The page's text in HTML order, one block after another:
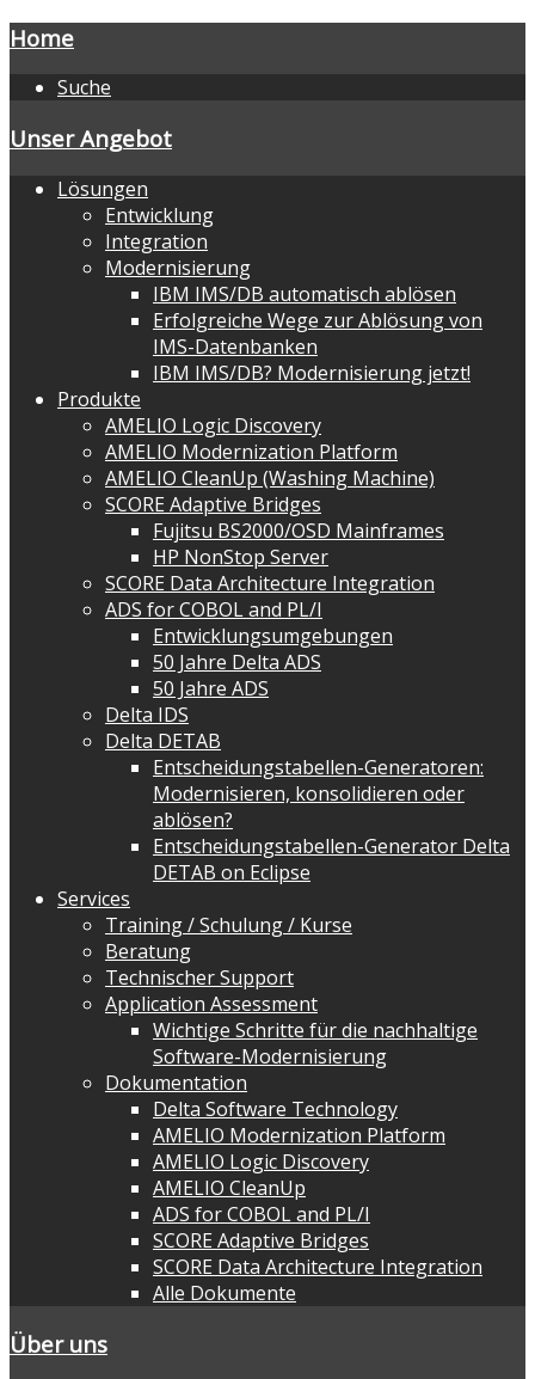
Home
Suche
Unser Angebot
Lösungen
Entwicklung
Integration
Modernisierung
IBM IMS/DB automatisch ablösen
Erfolgreiche Wege zur Ablösung von
IMS-Datenbanken
IBM IMS/DB? Modernisierung jetzt!
Produkte
AMELIO Logic Discovery
AMELIO Modernization Platform
AMELIO CleanUp (Washing Machine)
SCORE Adaptive Bridges
Fujitsu BS2000/OSD Mainframes
HP NonStop Server
SCORE Data Architecture Integration
ADS for COBOL and PL/I
Entwicklungsumgebungen
50 Jahre Delta ADS
50 Jahre ADS
Delta IDS
Delta DETAB
Entscheidungstabellen-Generatoren:
Modernisieren, konsolidieren oder
ablösen?
Entscheidungstabellen-Generator Delta
DETAB on Eclipse
Services
Training / Schulung / Kurse
Beratung
Technischer Support
Application Assessment
Wichtige Schritte für die nachhaltige
Software-Modernisierung
Dokumentation
Delta Software Technology
AMELIO Modernization Platform
AMELIO Logic Discovery
AMELIO CleanUp
ADS for COBOL and PL/I
SCORE Adaptive Bridges
SCORE Data Architecture Integration
Alle Dokumente
Über uns